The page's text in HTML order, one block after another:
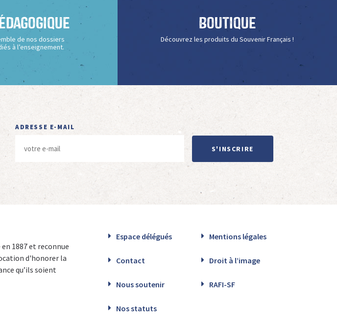
de nos dossiers
à l’enseignement.
Boutique
Découvrez les produits du Souvenir Français !
ADRESSE E-MAIL
S'INSCRIRE
1887 et reconnue
d'honorer la
qu’ils soient
Espace délégués Mentions légales
Contact Droit à l’image
Nous soutenir RAFI-SF
Nos statuts